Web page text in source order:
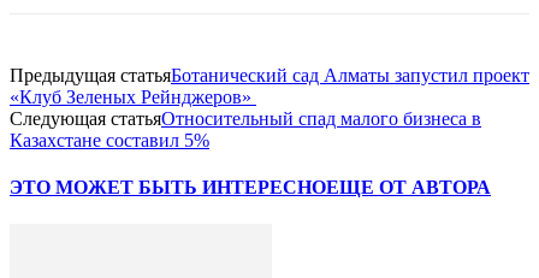
Предыдущая статьяБотанический сад Алматы запустил проект
«Клуб Зеленых Рейнджеров»
Следующая статьяОтносительный спад малого бизнеса в
Казахстане составил 5%
ЭТО МОЖЕТ БЫТЬ ИНТЕРЕСНОЕЩЕ ОТ АВТОРА